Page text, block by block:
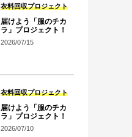
衣料回収プロジェクト
届けよう「服のチカ
ラ」プロジェクト！
2026/07/15
衣料回収プロジェクト
届けよう「服のチカ
ラ」プロジェクト！
2026/07/10